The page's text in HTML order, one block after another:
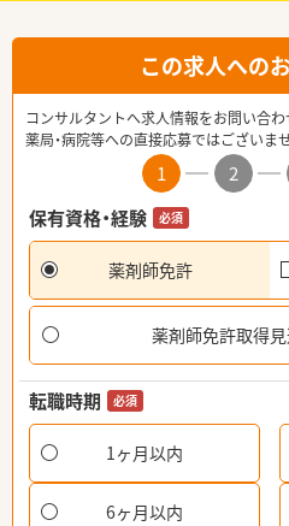
この求人への
コンサルタントへ求人情報をお問い合わ
薬局・病院等への直接応募ではございま
1 2
保有資格・経験
必須
薬剤師免許
薬剤師免許取得見
転職時期 必須
1ヶ月以内
6ヶ月以内